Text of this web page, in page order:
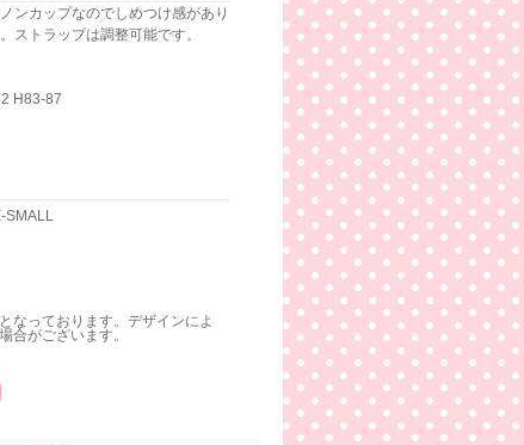
ンカップなのでしめつけ感があり
ストラップは調整可能です。
H83-87
SMALL
なっております。デザインによ
合がございます。